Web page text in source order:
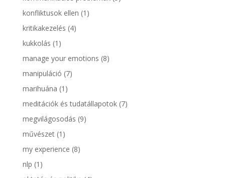
konfliktusok ellen (1)
kritikakezelés (4)
kukkolás (1)
manage your emotions (8)
manipuláció (7)
marihuána (1)
meditációk és tudatállapotok(7)
megvilágosodás (9)
művészet(1)
my experience (8)
nlp (1)